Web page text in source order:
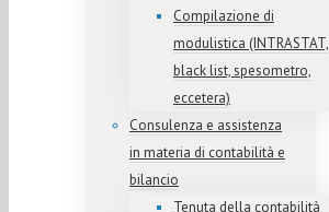
Compilazione di
modulistica (INTRASTAT,
black list, spesometro,
eccetera)
Consulenza e assistenza
in materia di contabilità e
bilancio
Tenuta della contabilità